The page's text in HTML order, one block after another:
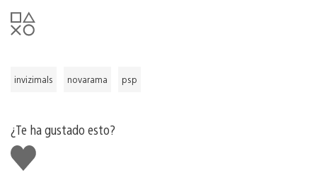
invizimals novarama psp
¿Te ha gustado esto?
Me
gusta